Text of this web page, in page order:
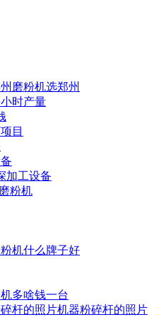
磨粉机选郑州
时产量
目
加工设备
粉机
机什么牌子好
多啥钱一台
杆的照片机器粉碎杆的照片